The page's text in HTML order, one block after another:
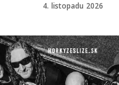
4. listopadu 2026